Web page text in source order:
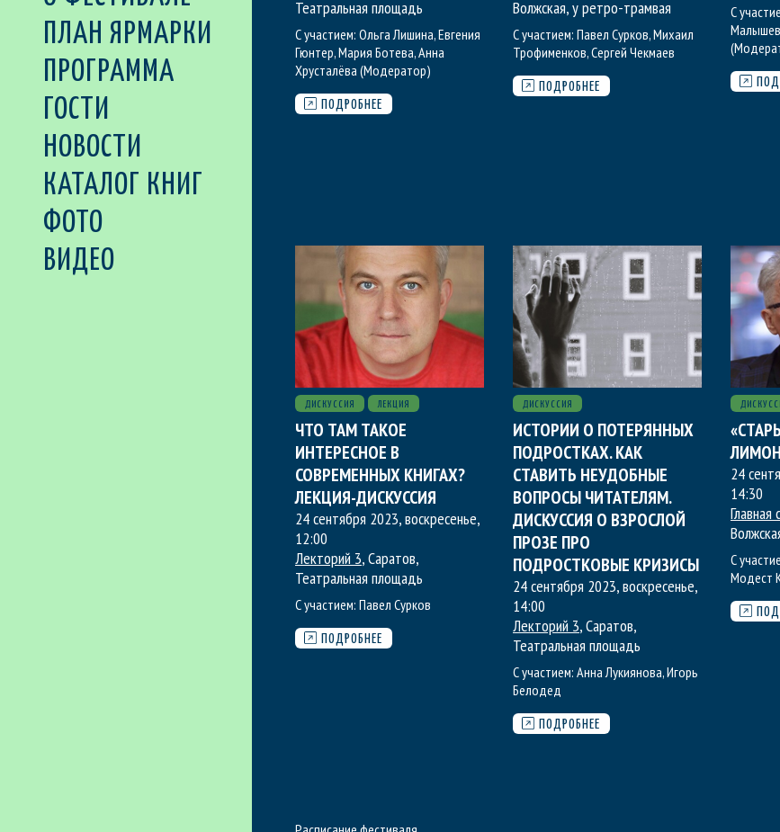
ПЛАН ЯРМАРКИ
ПРОГРАММА
ГОСТИ
НОВОСТИ
КАТАЛОГ КНИГ
ФОТО
ВИДЕО
Театральная площадь
С участием: Ольга Лишина,Евгения
Гюнтер,Мария Ботева,Анна
Хрусталёва (Модератор)
ПОДРОБНЕЕ
Волжская, у ретро-трамвая
С участием: Павел Сурков,Михаил
Трофименков,Сергей Чекмаев
ПОДРОБНЕЕ
С
Малышев
ДИСКУССИЯ ЛЕКЦИЯ
ЧТО ТАМ ТАКОЕ
ИНТЕРЕСНОЕ В
СОВРЕМЕННЫХ КНИГАХ?
ЛЕКЦИЯ-ДИСКУССИЯ
24 сентября 2023, воскресенье,
12:00
Лекторий 3, Саратов,
Театральная площадь
С участием: Павел Сурков
ПОДРОБНЕЕ
ДИСКУССИЯ
ИСТОРИИ О ПОТЕРЯННЫХ
ПОДРОСТКАХ. КАК
СТАВИТЬ НЕУДОБНЫЕ
ВОПРОСЫ ЧИТАТЕЛЯМ.
ДИСКУССИЯ О ВЗРОСЛОЙ
ПРОЗЕ ПРО
ПОДРОСТКОВЫЕ КРИЗИСЫ
24 сентября 2023, воскресенье,
14:00
Лекторий 3, Саратов,
Театральная площадь
С участием: Анна Лукиянова,Игорь
Белодед
ПОДРОБНЕЕ
24
14:30
Главная
С
Модест